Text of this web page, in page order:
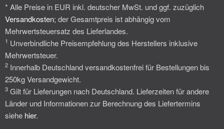
* Alle Preise in EUR inkl. deutscher MwSt. und ggf. zuzüglich
Versandkosten; der Gesamtpreis ist abhängig vom
Mehrwertsteuersatz des Lieferlandes.
1 Unverbindliche Preisempfehlung des Herstellers inklusive
Mehrwertsteuer.
2 Innerhalb Deutschland versandkostenfrei für Bestellungen bis
250kg Versandgewicht.
3 Gilt für Lieferungen nach Deutschland. Lieferzeiten für andere
Länder und Informationen zur Berechnung des Liefertermins
siehe hier.